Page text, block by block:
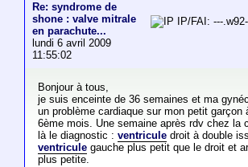
Re: syndrome de
shone : valve mitrale
en parachute...
lundi 6 avril 2009
11:55:02
IP/FAI: ---
Bonjour à tous,
je suis enceinte de 36 semaines et ma
un problème cardiaque sur mon petit garçon
6ème mois. Une semaine après rdv chez la
là le diagnostic : ventriculedroit à double
ventriculegauche plus petit que le droit et
plus petite.